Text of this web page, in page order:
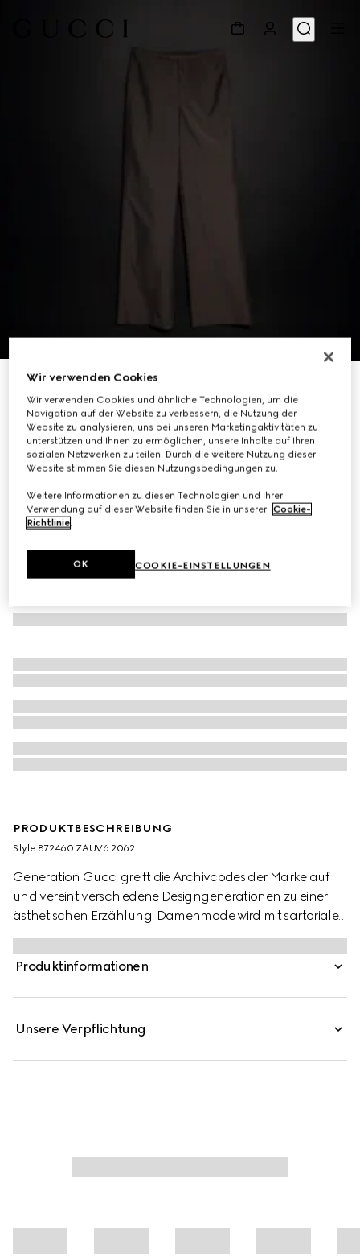
Hose aus Wolle Mohair mit Nadelstreifen
€ 890
Variantendunkelbraun
PRODUKTBESCHREIBUNG
Style ‎872460 ZAUV6 2062
Generation Gucci greift die Archivcodes der Marke auf
und vereint verschiedene Designgenerationen zu einer
ästhetischen Erzählung. Damenmode wird mit sartorialen
Elementen bereichert, während leicht oversized
Silhouetten eine entspannte Haltung ausstrahlen,
perfekt für jeden Tag. Diese Hose aus Wolle mit
Produktinformationen
Unsere Verpflichtung
Wir verwenden Cookies
Wir verwenden Cookies und ähnliche Technologien, um die
Navigation auf der Website zu verbessern, die Nutzung der
Website zu analysieren, uns bei unseren Marketingaktivitäten zu
unterstützen und Ihnen zu ermöglichen, unsere Inhalte auf Ihren
sozialen Netzwerken zu teilen. Durch die weitere Nutzung dieser
Website stimmen Sie diesen Nutzungsbedingungen zu.
Weitere Informationen zu diesen Technologien und ihrer
Verwendung auf dieser Website finden Sie in unserer Cookie-
Richtlinie.
COOKIE-EINSTELLUNGEN
OK